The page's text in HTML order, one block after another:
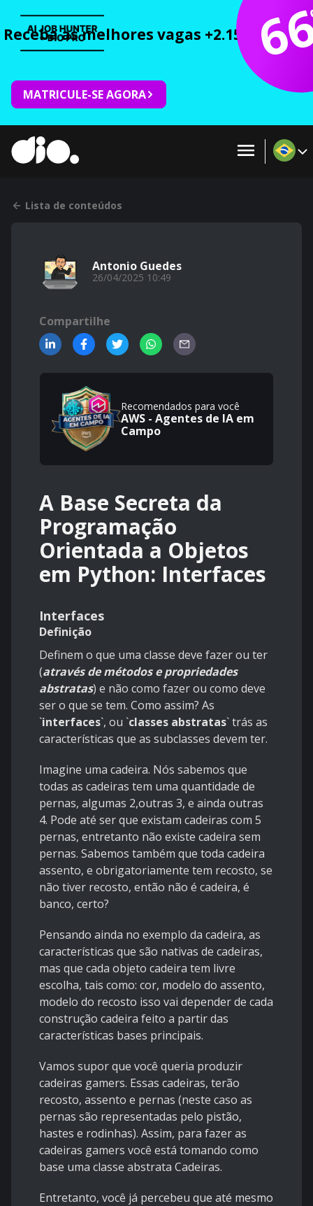
Receba as melhores vagas +2.150 cursos
MATRICULE-SE AGORA
Lista de conteúdos
Antonio Guedes
26/04/2025 10:49
Compartilhe
Recomendados para você
AWS - Agentes de IA em
Campo
A Base Secreta da
Programação
Orientada a Objetos
em Python: Interfaces
Interfaces
Definição
Definem o que uma classe deve fazer ou ter
(através de métodos e propriedades
abstratas) e não como fazer ou como deve
ser o que se tem. Como assim? As
`interfaces`, ou `classes abstratas`trás as
características que as subclasses devem ter.
Imagine uma cadeira. Nós sabemos que
todas as cadeiras tem uma quantidade de
pernas, algumas 2,outras 3, e ainda outras
4. Pode até ser que existam cadeiras com 5
pernas, entretanto não existe cadeira sem
pernas. Sabemos também que toda cadeira
assento, e obrigatoriamente tem recosto, se
não tiver recosto, então não é cadeira, é
banco, certo?
Pensando ainda no exemplo da cadeira, as
características que são nativas de cadeiras,
mas que cada objeto cadeira tem livre
escolha, tais como: cor, modelo do assento,
modelo do recosto isso vai depender de cada
construção cadeira feito a partir das
características bases principais.
Vamos supor que você queria produzir
cadeiras gamers. Essas cadeiras, terão
recosto, assento e pernas (neste caso as
pernas são representadas pelo pistão,
hastes e rodinhas). Assim, para fazer as
cadeiras gamers você está tomando como
base uma classe abstrata Cadeiras.
Entretanto, você já percebeu que até mesmo